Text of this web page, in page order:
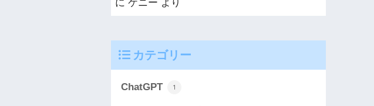
にケニー より
カテゴリー
ChatGPT 1